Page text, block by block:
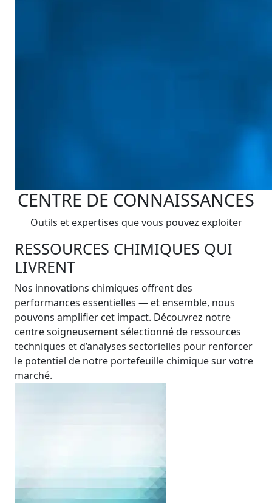
CENTRE DE CONNAISSANCES
Outils et expertises que vous pouvez exploiter
RESSOURCES CHIMIQUES QUI
LIVRENT
Nos innovations chimiques offrent des
performances essentielles — et ensemble, nous
pouvons amplifier cet impact. Découvrez notre
centre soigneusement sélectionné de ressources
techniques et d’analyses sectorielles pour renforcer
le potentiel de notre portefeuille chimique sur votre
marché.